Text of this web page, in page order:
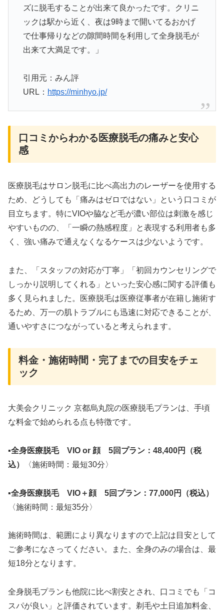
ズに脱毛することが出来て良かったです。クリニ
ックは駅から近く、夜は9時まで開いてるおかげ
で仕事帰りなどの隙間時間を利用して全身脱毛が
出来て大満足です。」
引用元：みん評
URL： https://minhyo.jp/
口コミからわかる医療脱毛の痛みと安心
感
医療脱毛はサロン脱毛に比べ高出力のレーザーを使用する
ため、どうしても「痛みはゼロではない」という口コミが
目立ちます。特にVIOや脇など毛が濃い部位は刺激を感じ
やすいものの、「一瞬の熱感程度」と表現する利用者も多
く、強い痛みで通えなくなるケースは少ないようです。
また、「スタッフの対応が丁寧」「初回カウンセリングで
しっかり説明してくれる」といった安心感に関する評価も
多く見られました。医療脱毛は医療従事者が在籍し施術す
るため、万一の肌トラブルにも迅速に対応できることが、
通いやすさにつながっていると考えられます。
料金・施術時間・完了までの目安をチェ
ック
大美会クリニック 京都烏丸院の医療脱毛プランは、手頃
な料金で始められる点も特徴です。
▪全身医療脱毛 VIO or 顔 5回プラン：48,400円（税
込）
〈施術時間：最短30分〉
▪全身医療脱毛 VIO＋顔 5回プラン：77,000円（税込）
〈施術時間：最短35分〉
施術時間は、範囲により異なりますので上記は目安として
ご参考になさってください。また、全身のみの場合は、最
短18分となります。
全身脱毛プランも他院に比べ割安とされ、口コミでも「コ
スパが良い」と評価されています。剃毛や土日追加料金、